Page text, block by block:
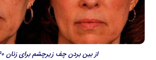
از بین بردن چف زیرچشم برای زنان ۴۰ سال